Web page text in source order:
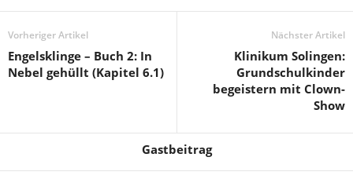
Vorheriger Artikel
Engelsklinge – Buch 2: In
Nebel gehüllt (Kapitel 6.1)
Nächster Artikel
Klinikum Solingen:
Grundschulkinder
begeistern mit Clown-
Show
Gastbeitrag